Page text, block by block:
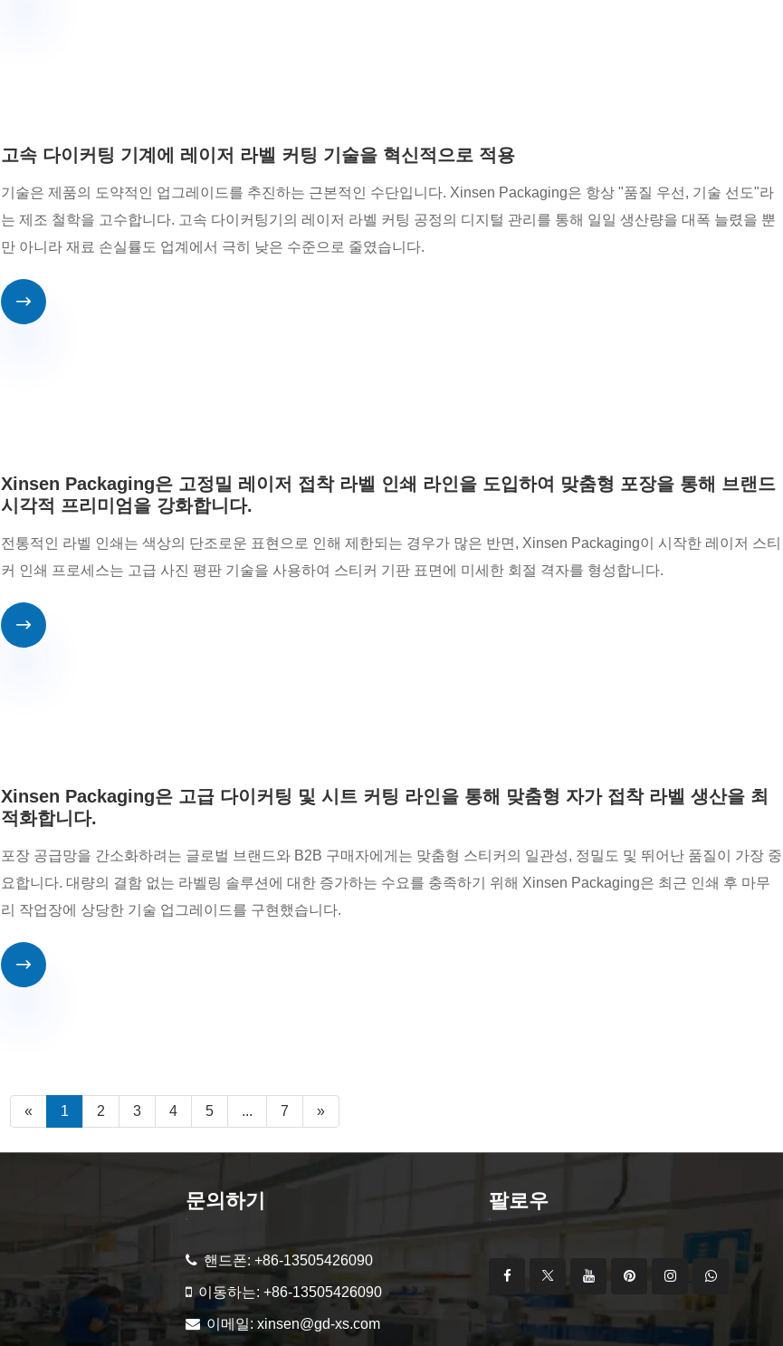
고속 다이커팅 기계에 레이저 라벨 커팅 기술을 혁신적으로 적용
기술은 제품의 도약적인 업그레이드를 추진하는 근본적인 수단입니다. Xinsen Packaging은 항상 "품질 우선, 기술 선도"라
는 제조 철학을 고수합니다. 고속 다이커팅기의 레이저 라벨 커팅 공정의 디지털 관리를 통해 일일 생산량을 대폭 늘렸을 뿐
만 아니라 재료 손실률도 업계에서 극히 낮은 수준으로 줄였습니다.

Xinsen Packaging은 고정밀 레이저 접착 라벨 인쇄 라인을 도입하여 맞춤형 포장을 통해 브랜드
시각적 프리미엄을 강화합니다.
전통적인 라벨 인쇄는 색상의 단조로운 표현으로 인해 제한되는 경우가 많은 반면, Xinsen Packaging이 시작한 레이저 스티
커 인쇄 프로세스는 고급 사진 평판 기술을 사용하여 스티커 기판 표면에 미세한 회절 격자를 형성합니다.

Xinsen Packaging은 고급 다이커팅 및 시트 커팅 라인을 통해 맞춤형 자가 접착 라벨 생산을 최
적화합니다.
포장 공급망을 간소화하려는 글로벌 브랜드와 B2B 구매자에게는 맞춤형 스티커의 일관성, 정밀도 및 뛰어난 품질이 가장 중
요합니다. 대량의 결함 없는 라벨링 솔루션에 대한 증가하는 수요를 충족하기 위해 Xinsen Packaging은 최근 인쇄 후 마무
리 작업장에 상당한 기술 업그레이드를 구현했습니다.

« 1 2 3 4 5 ... 7 »
문의하기
핸드폰: +86-13505426090
이동하는: +86-13505426090
이메일: xinsen@gd-xs.com
팔로우